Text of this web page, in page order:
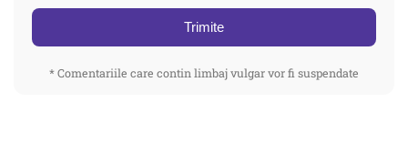
Trimite
* Comentariile care contin limbaj vulgar vor fi suspendate